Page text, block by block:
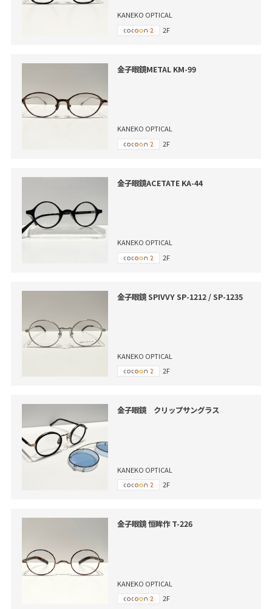
KANEKO OPTICAL
2F
金子眼鏡METAL KM-99
KANEKO OPTICAL
2F
金子眼鏡ACETATE KA-44
KANEKO OPTICAL
2F
金子眼鏡 SPIVVY SP-1212 / SP-1235
KANEKO OPTICAL
2F
金子眼鏡 クリップサングラス
KANEKO OPTICAL
2F
金子眼鏡 恒眸作 T-226
KANEKO OPTICAL
2F